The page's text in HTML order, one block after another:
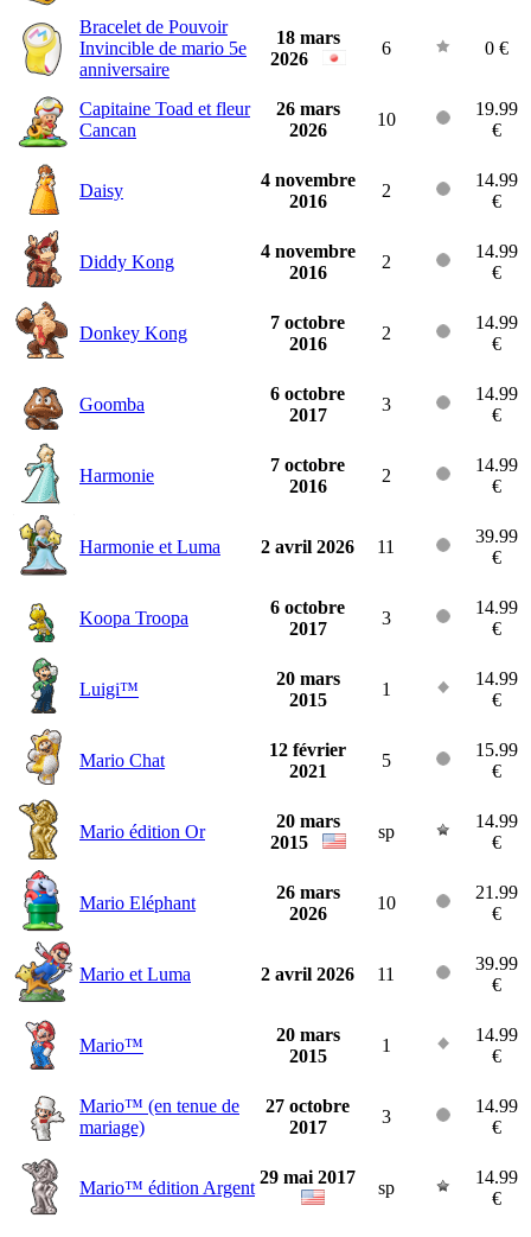
Bracelet de Pouvoir
Invincible de mario 5e
anniversaire
18 mars
2026
6 0 €
Capitaine Toad et fleur
Cancan
26 mars
2026
10
19.99
€
Daisy
4 novembre
2016
2
14.99
€
Diddy Kong
4 novembre
2016
2
14.99
€
Donkey Kong
7 octobre
2016
2
14.99
€
Goomba
6 octobre
2017
3
14.99
€
Harmonie
7 octobre
2016
2
14.99
€
Harmonie et Luma 2 avril 2026 11
39.99
€
Koopa Troopa
6 octobre
2017
3
14.99
€
Luigi™
20 mars
2015
1
14.99
€
Mario Chat
12 février
2021
5
15.99
€
Mario édition Or
20 mars
2015
sp
14.99
€
Mario Eléphant
26 mars
2026
10
21.99
€
Mario et Luma 2 avril 2026 11
39.99
€
Mario™
20 mars
2015
1
14.99
€
Mario™ (en tenue de
mariage)
27 octobre
2017
3
14.99
€
Mario™ édition Argent
29 mai 2017
sp
14.99
€